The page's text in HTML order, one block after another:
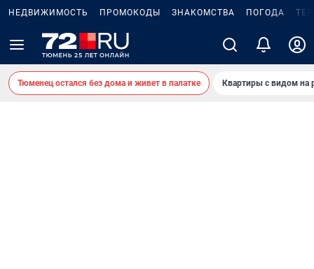
НЕДВИЖИМОСТЬ ПРОМОКОДЫ ЗНАКОМСТВА ПОГОДА
Тюменец остался без дома и живет в палатке Квартиры с видом на